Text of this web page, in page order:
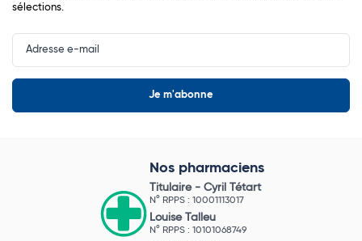
sélections.
Input
Newsletter
Nos pharmaciens
Titulaire - Cyril Tétart
N° RPPS : 10001113017
Louise Talleu
N° RPPS : 10101068749